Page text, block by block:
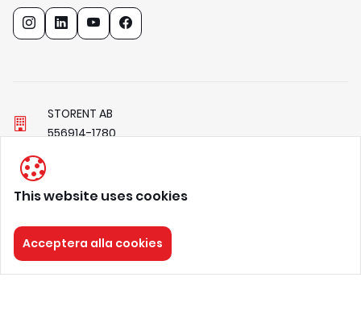
STORENT AB
556914-1780
Ullevivägen 16A, 197 40, Bro
Integritetspolicy
Allmänna villkor
This website uses cookies
Acceptera alla cookies